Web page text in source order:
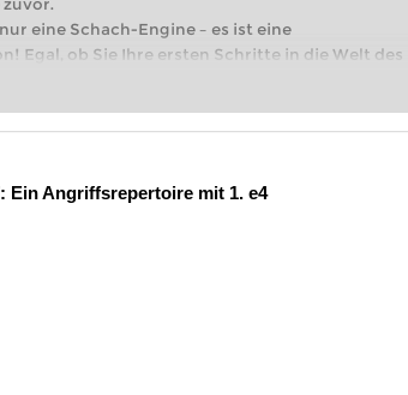
eine Schach-Engine – es ist eine
Egal, ob Sie Ihre ersten Schritte in die Welt des
oder bereits auf Turnierniveau spielen: Mit
Ein Angriffsrepertoire mit 1. e4